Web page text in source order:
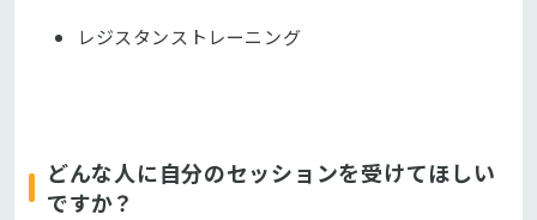
レジスタンストレーニング
どんな人に自分のセッションを受けてほしい
ですか？